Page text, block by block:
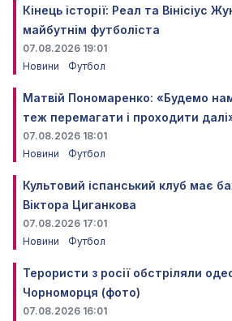
Кінець історії: Реал та Вінісіус
майбутнім футболіста
07.08.2026 19:01
Новини
Футбол
Матвій Пономаренко: «Будемо
теж перемагати і проходити
07.08.2026 18:01
Новини
Футбол
Культовий іспанський клуб має
Віктора Циганкова
07.08.2026 17:01
Новини
Футбол
Терористи з росії обстріляли
Чорноморця (фото)
07.08.2026 16:01